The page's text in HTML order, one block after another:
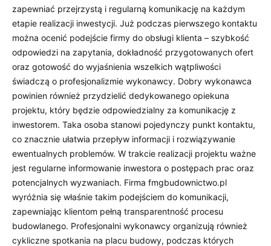
zapewniać przejrzystą i regularną komunikację na każdym
etapie realizacji inwestycji. Już podczas pierwszego kontaktu
można ocenić podejście firmy do obsługi klienta – szybkość
odpowiedzi na zapytania, dokładność przygotowanych ofert
oraz gotowość do wyjaśnienia wszelkich wątpliwości
świadczą o profesjonalizmie wykonawcy. Dobry wykonawca
powinien również przydzielić dedykowanego opiekuna
projektu, który będzie odpowiedzialny za komunikację z
inwestorem. Taka osoba stanowi pojedynczy punkt kontaktu,
co znacznie ułatwia przepływ informacji i rozwiązywanie
ewentualnych problemów. W trakcie realizacji projektu ważne
jest regularne informowanie inwestora o postępach prac oraz
potencjalnych wyzwaniach. Firma fmgbudownictwo.pl
wyróżnia się właśnie takim podejściem do komunikacji,
zapewniając klientom pełną transparentność procesu
budowlanego. Profesjonalni wykonawcy organizują również
cykliczne spotkania na placu budowy, podczas których